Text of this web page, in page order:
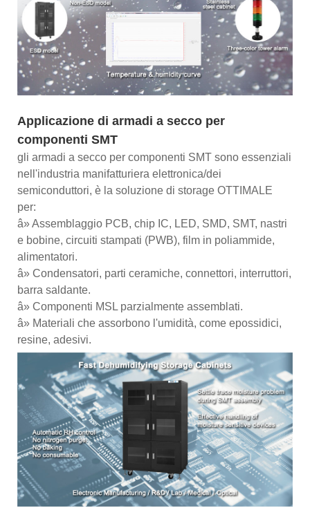
Applicazione di armadi a secco per
componenti SMT
gli armadi a secco per componenti SMT sono essenziali
nell'industria manifatturiera elettronica/dei
semiconduttori, è la soluzione di storage OTTIMALE
per:
â» Assemblaggio PCB, chip IC, LED, SMD, SMT, nastri
e bobine, circuiti stampati (PWB), film in poliammide,
alimentatori.
â» Condensatori, parti ceramiche, connettori, interruttori,
barra saldante.
â» Componenti MSL parzialmente assemblati.
â» Materiali che assorbono l'umidità, come epossidici,
resine, adesivi.